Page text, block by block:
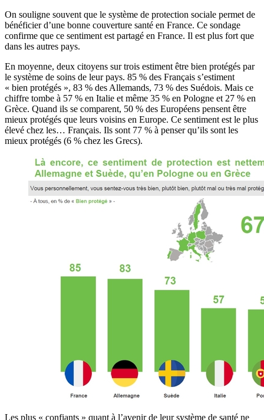
On souligne souvent que le système de protection sociale permet de
bénéficier d’une bonne couverture santé en France. Ce sondage
confirme que ce sentiment est partagé en France. Il est plus fort que
dans les autres pays.
En moyenne, deux citoyens sur trois estiment être bien protégés par
le système de soins de leur pays. 85 % des Français s’estiment
« bien protégés », 83 % des Allemands, 73 % des Suédois. Mais ce
chiffre tombe à 57 % en Italie et même 35 % en Pologne et 27 % en
Grèce. Quand ils se comparent, 50 % des Européens pensent être
mieux protégés que leurs voisins en Europe. Ce sentiment est le plus
élevé chez les… Français. Ils sont 77 % à penser qu’ils sont les
mieux protégés (6 % chez les Grecs).
Les plus « confiants » quant à l’avenir de leur système de santé ne